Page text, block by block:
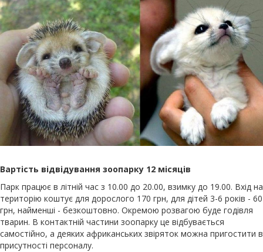
Вартість відвідування зоопарку 12 місяців
Парк працює в літній час з 10.00 до 20.00, взимку до 19.00. Вхід на
територію коштує для дорослого 170 грн, для дітей 3-6 років - 60
грн, найменші - безкоштовно. Окремою розвагою буде годівля
тварин. В контактній частини зоопарку це відбувається
самостійно, а деяких африканських звіряток можна пригостити в
присутності персоналу.